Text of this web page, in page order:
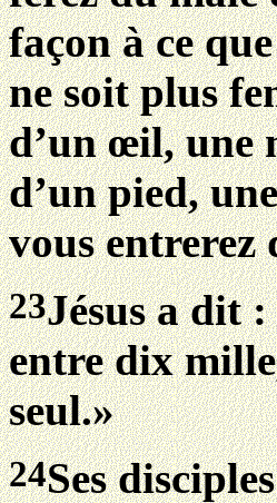
façon à ce
ne soit plus
d’un œil, une
d’un pied,
vous entrerez
23Jésus a dit
entre dix
seul.»
24Ses